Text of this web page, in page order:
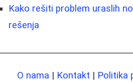
Kako rešiti problem uraslih
rešenja
O nama | Kontakt | Politika